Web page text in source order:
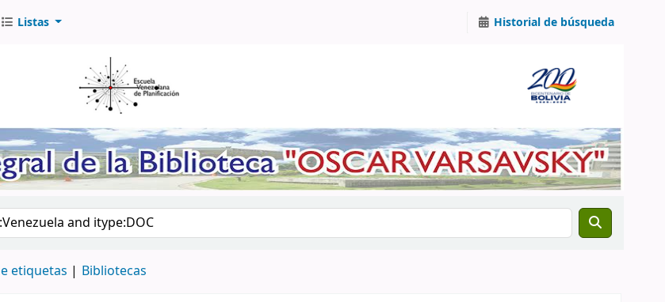
Listas Historial de búsqueda
palabra clave
etiquetas Bibliotecas